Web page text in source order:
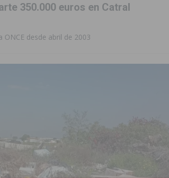
350.000 euros en Catral
ONCE desde abril de 2003